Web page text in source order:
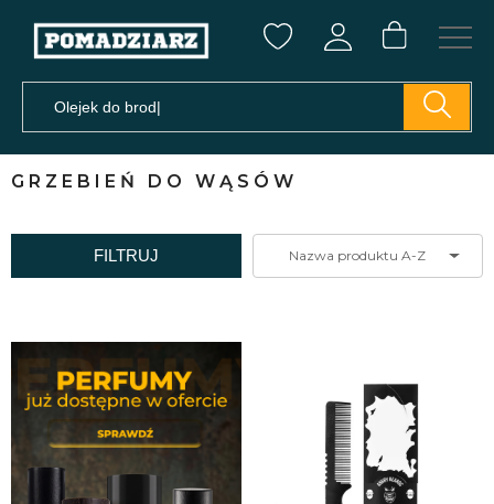
GRZEBIEŃ DO WĄSÓW
FILTRUJ Nazwa produktu A-Z